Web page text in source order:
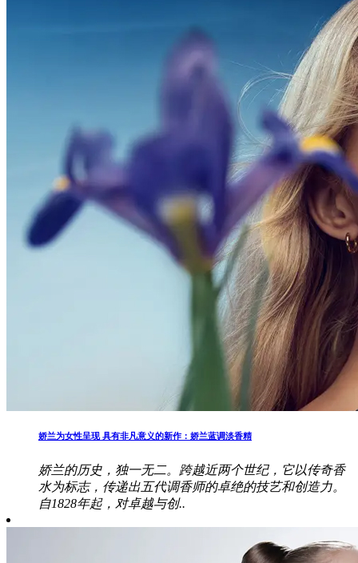
娇兰为女性呈现 具有非凡意义的新作：娇兰蓝调淡香精
娇兰的历史，独一无二。跨越近两个世纪，它以传奇香
水为标志，传递出五代调香师的卓绝的技艺和创造力。
自1828年起，对卓越与创..